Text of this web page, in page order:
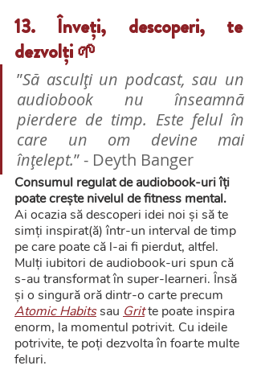
13. Înveți, descoperi, te
dezvolți 🌱
”Să asculți un podcast, sau un
audiobook nu înseamnă
pierdere de timp. Este felul în
care un om devine mai
înțelept.” - Deyth Banger
Consumul regulat de audiobook-uri îți
poate crește nivelul de fitness mental.
Ai ocazia să descoperi idei noi și să te
simți inspirat(ă) într-un interval de timp
pe care poate că l-ai fi pierdut, altfel.
Mulți iubitori de audiobook-uri spun că
s-au transformat în super-learneri. Însă
și o singură oră dintr-o carte precum
Atomic Habits sau Gritte poate inspira
enorm, la momentul potrivit. Cu ideile
potrivite, te poți dezvolta în foarte multe
feluri.